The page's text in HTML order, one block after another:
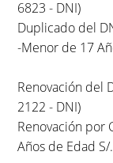
6823 - DNI)
Duplicado del
-Menor de 17
Renovación del
2122 - DNI)
Renovación por
Años de Edad